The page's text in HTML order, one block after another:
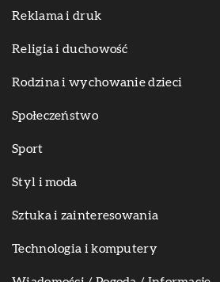
Reklama i druk
Religia i duchowość
Rodzina i wychowanie dzieci
Społeczeństwo
Sport
Styl i moda
Sztuka i zainteresowania
Technologia i komputery